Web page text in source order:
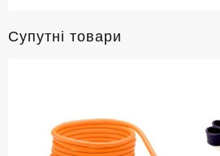
Супутні товари